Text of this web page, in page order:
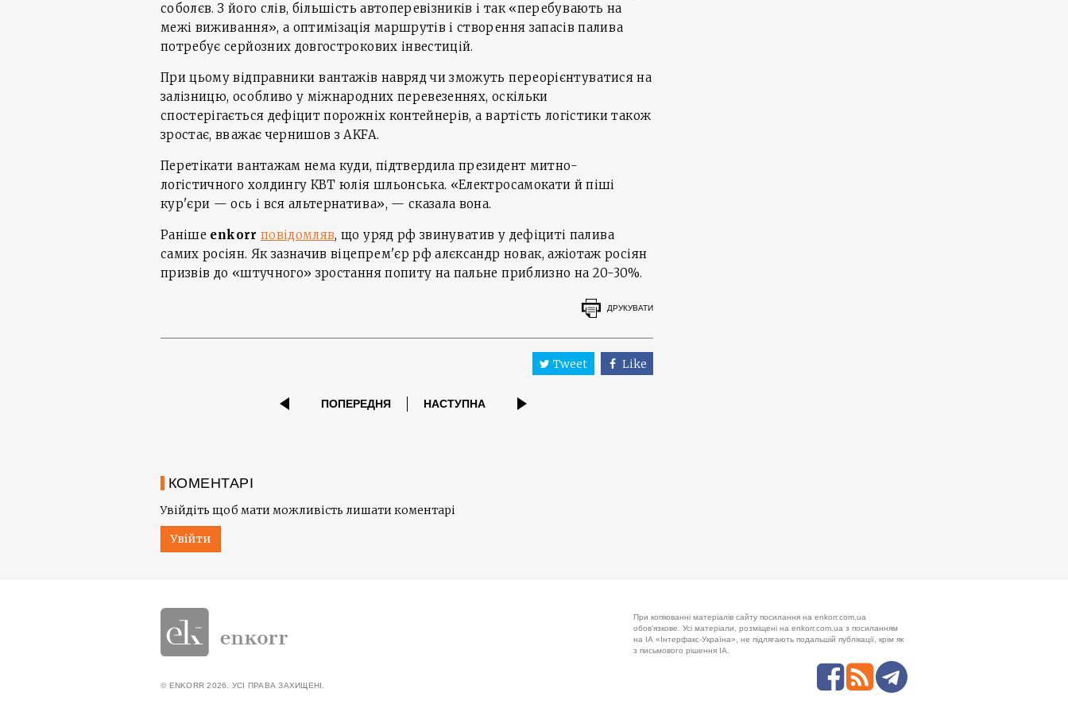
соболєв. З його слів, більшість автоперевізників і так «перебувають на
межі виживання», а оптимізація маршрутів і створення запасів палива
потребує серйозних довгострокових інвестицій.
При цьому відправники вантажів навряд чи зможуть переорієнтуватися на
залізницю, особливо у міжнародних перевезеннях, оскільки
спостерігається дефіцит порожніх контейнерів, а вартість логістики також
зростає, вважає чернишов з AKFA.
Перетікати вантажам нема куди, підтвердила президент митно-
логістичного холдингу КВТ юлія шльонська. «Електросамокати й піші
кур'єри — ось і вся альтернатива», — сказала вона.
Раніше enkorr повідомляв, що уряд рф звинуватив у дефіциті палива
самих росіян. Як зазначив віцепрем'єр рф алєксандр новак, ажіотаж росіян
призвів до «штучного» зростання попиту на пальне приблизно на 20-30%.
ДРУКУВАТИ
Tweet Like
ПОПЕРЕДНЯ НАСТУПНА
КОМЕНТАРІ
Увійдіть щоб мати можливість лишати коментарі
Увійти
При копіюванні матеріалів сайту посилання на enkorr.com.ua
обов'язкове. Усі матеріали, розміщені на enkorr.com.ua з посиланням
на ІА «Інтерфакс-Україна», не підлягають подальшій публікації, крім як
з письмового рішення ІА.
© ENKORR 2026. УСІ ПРАВА ЗАХИЩЕНІ.